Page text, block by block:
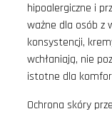
hipoalergiczne i
ważne dla osób z
konsystencji,
wchłaniają, nie
istotne dla
Ochrona skóry